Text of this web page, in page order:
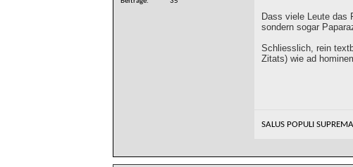
Dass viele Leute das
sondern sogar
Schliesslich, rein
Zitats) wie ad
SALUS POPULI